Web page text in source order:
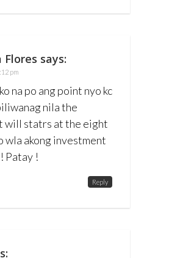
Flores says:
pm
na po ang point nyo kc
nila the
will statrs at the eight
wla akong investment
Patay !
Reply